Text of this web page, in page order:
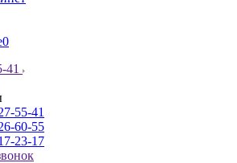
0
41
55-41
60-55
23-17